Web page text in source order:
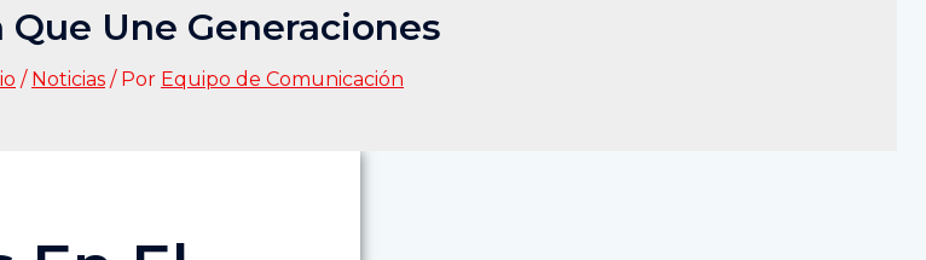
Que Une Generaciones
/ Noticias / Por Equipo de Comunicación